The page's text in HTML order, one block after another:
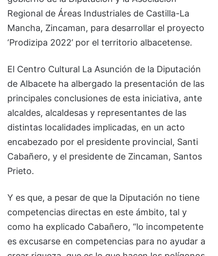
Regional de Áreas Industriales de Castilla-La
Mancha, Zincaman, para desarrollar el proyecto
‘Prodizipa 2022’ por el territorio albacetense.
El Centro Cultural La Asunción de la Diputación
de Albacete ha albergado la presentación de las
principales conclusiones de esta iniciativa, ante
alcaldes, alcaldesas y representantes de las
distintas localidades implicadas, en un acto
encabezado por el presidente provincial, Santi
Cabañero, y el presidente de Zincaman, Santos
Prieto.
Y es que, a pesar de que la Diputación no tiene
competencias directas en este ámbito, tal y
como ha explicado Cabañero, “lo incompetente
es excusarse en competencias para no ayudar a